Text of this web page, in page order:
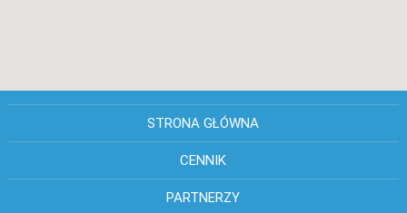
STRONA GŁÓWNA
CENNIK
PARTNERZY